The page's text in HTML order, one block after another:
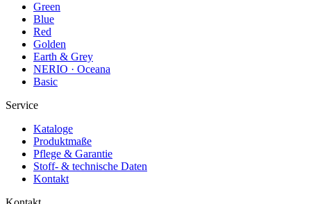
Green
Blue
Red
Golden
Earth & Grey
NERIO · Oceana
Basic
Service
Kataloge
Produktmaße
Pflege & Garantie
Stoff- & technische Daten
Kontakt